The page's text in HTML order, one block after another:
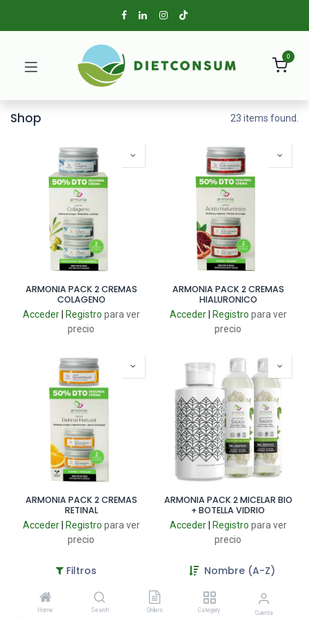
Filtros Nombre (A-Z)
Home Search Orders Category Cuenta
0
Shop 23 items found.
ARMONIA PACK 2 CREMAS
COLAGENO
Acceder| Registro para ver
precio
ARMONIA PACK 2 CREMAS
HIALURONICO
Acceder| Registro para ver
precio
ARMONIA PACK 2 CREMAS
RETINAL
Acceder| Registro para ver
precio
ARMONIA PACK 2 MICELAR BIO
+ BOTELLA VIDRIO
Acceder| Registro para ver
precio
Liquidación